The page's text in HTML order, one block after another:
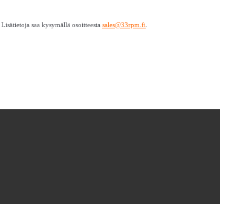
. Lisätietoja saa kysymällä osoitteesta sales@33rpm.fi